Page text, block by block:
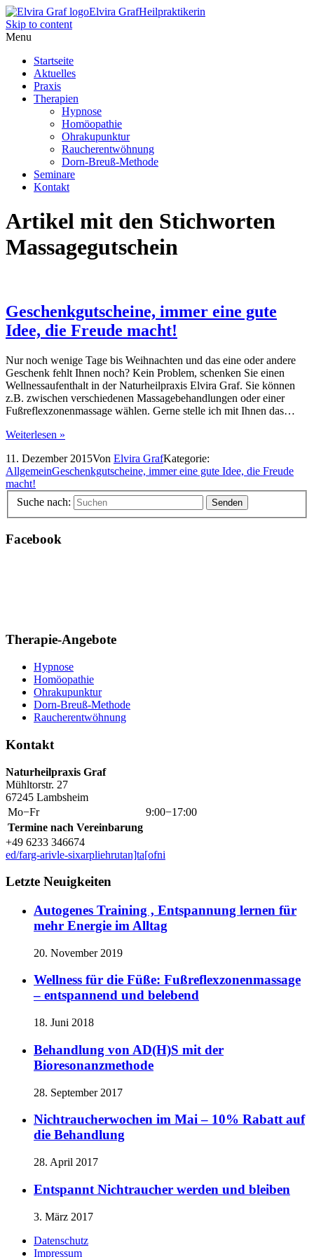
Elvira GrafHeilpraktikerin
Skip to content
Menu
Startseite
Aktuelles
Praxis
Therapien
Hypnose
Homöopathie
Ohrakupunktur
Raucherentwöhnung
Dorn-Breuß-Methode
Seminare
Kontakt
Artikel mit den Stichworten
Massagegutschein
Geschenkgutscheine, immer eine gute
Idee, die Freude macht!
Nur noch wenige Tage bis Weihnachten und das eine oder andere
Geschenk fehlt Ihnen noch? Kein Problem, schenken Sie einen
Wellnessaufenthalt in der Naturheilpraxis Elvira Graf. Sie können
z.B. zwischen verschiedenen Massagebehandlungen oder einer
Fußreflexzonenmassage wählen. Gerne stelle ich mit Ihnen das…
Weiterlesen »
11. Dezember 2015Von Elvira GrafKategorie:
AllgemeinGeschenkgutscheine, immer eine gute Idee, die Freude
macht!
Suche nach:
Facebook
Therapie-Angebote
Hypnose
Homöopathie
Ohrakupunktur
Dorn-Breuß-Methode
Raucherentwöhnung
Kontakt
Naturheilpraxis Graf
Mühltorstr. 27
67245 Lambsheim
Mo−Fr
9:00−17:00
Termine nach Vereinbarung
+49 6233 346674
ed/farg-arivle-sixarpliehrutan]ta[ofni
Letzte Neuigkeiten
Autogenes Training , Entspannung lernen für
mehr Energie im Alltag
20. November 2019
Wellness für die Füße: Fußreflexzonenmassage
– entspannend und belebend
18. Juni 2018
Behandlung von AD(H)S mit der
Bioresonanzmethode
28. September 2017
Nichtraucherwochen im Mai – 10% Rabatt auf
die Behandlung
28. April 2017
Entspannt Nichtraucher werden und bleiben
3. März 2017
Datenschutz
Impressum